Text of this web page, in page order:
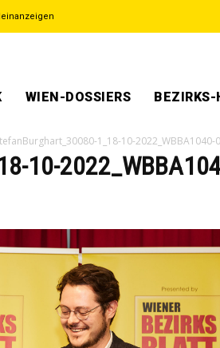
WIEN-DOSSIERS BEZIRKS-
1_18-10-2022_WBBA1040-
10-